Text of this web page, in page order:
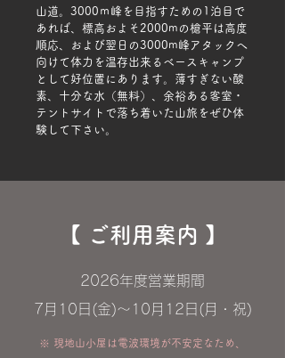
山道。3000ｍ峰を目指すための1泊目で
あれば、 標高およそ2000mの槍平は高度
順応、および翌日の3000m峰アタックへ
向けて体力を温存出来るベースキャンプ
として好位置 にあります。 薄すぎない酸
素、十分な水（無料）、余裕ある客室・
テントサイトで落ち着いた山旅をぜひ体
験して下さい。
【 ご利用案内 】
​2026年度営業期間
7月10日(金)～10月12日(月・祝)
※ 現地山小屋は電波環境が不安定なため、